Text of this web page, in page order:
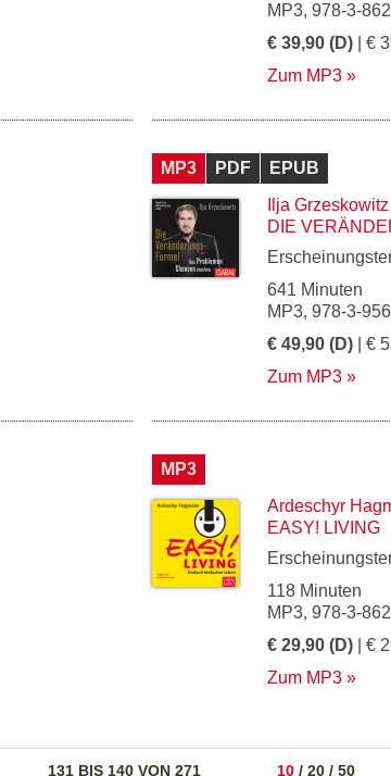
MP3, 978-3-
€ 39,90 (D) | €
Zum MP3
MP3 PDF
EPUB
Ilja Grzeskowitz
DIE
641 Minuten
MP3, 978-3-
€ 49,90 (D) | €
Zum MP3
MP3
Ardeschyr
EASY! LIVING
118 Minuten
MP3, 978-3-
€ 29,90 (D) | €
Zum MP3
131 BIS 140 VON 271 10 / 20 / 50